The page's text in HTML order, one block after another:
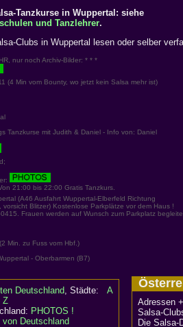
Tanzkurse in Wuppertal: siehe
und Tanzlehrer.
Clubs in Wuppertal lesen oder selber
nur noch Archiv-Bilder: * * *
(4 Min vom Bounty, wo jetzt kein Salsa mehr ist)
Tanzkurse mit Judith & Daniel - Info von: Daniel
21:00 bis 22:00 Gratis Tanzkurs.
(A46 Ausfahrt Wuppertal-Elberfeld Richtung
Blitzer) Kostenlose Parkplätze vor dem Haus !
Frauen werden auf Wunsch zum Parkplatz
Min. zu Fuss vom Hbf.)
- Oberbarmen (B7)
Deutschland, Städte: A
Z
PHOTOS !
von Deutschland
Adressen
Salsa-
Die